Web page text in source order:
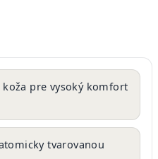
pre vysoký komfort
tvarovanou